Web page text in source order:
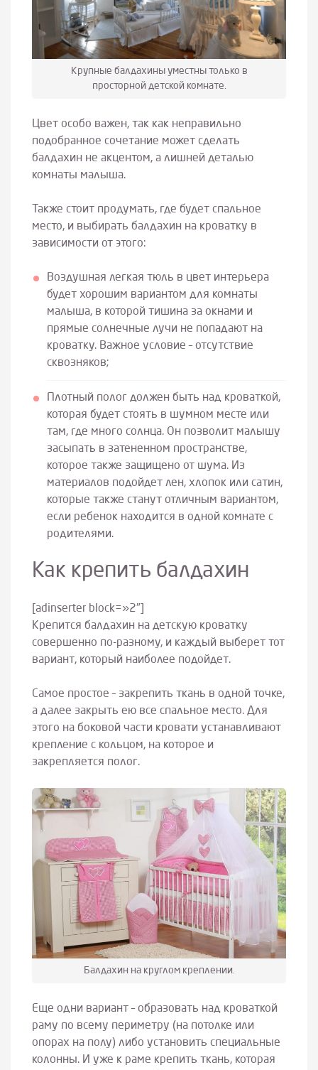
Крупные балдахины уместны только в
просторной детской комнате.
Цвет особо важен, так как неправильно
подобранное сочетание может сделать
балдахин не акцентом, а лишней деталью
комнаты малыша.
Также стоит продумать, где будет спальное
место, и выбирать балдахин на кроватку в
зависимости от этого:
Воздушная легкая тюль в цвет интерьера
будет хорошим вариантом для комнаты
малыша, в которой тишина за окнами и
прямые солнечные лучи не попадают на
кроватку. Важное условие – отсутствие
сквозняков;
Плотный полог должен быть над кроваткой,
которая будет стоять в шумном месте или
там, где много солнца. Он позволит малышу
засыпать в затененном пространстве,
которое также защищено от шума. Из
материалов подойдет лен, хлопок или сатин,
которые также станут отличным вариантом,
если ребенок находится в одной комнате с
родителями.
Как крепить балдахин
[adinserter block=»2″]
Крепится балдахин на детскую кроватку
совершенно по-разному, и каждый выберет тот
вариант, который наиболее подойдет.
Самое простое – закрепить ткань в одной точке,
а далее закрыть ею все спальное место. Для
этого на боковой части кровати устанавливают
крепление с кольцом, на которое и
закрепляется полог.
Балдахин на круглом креплении.
Еще одни вариант – образовать над кроваткой
раму по всему периметру (на потолке или
опорах на полу) либо установить специальные
колонны. И уже к раме крепить ткань, которая